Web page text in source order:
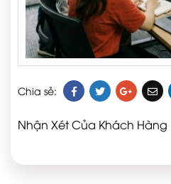
Chia sẻ:
Nhận Xét Của Khách Hàng